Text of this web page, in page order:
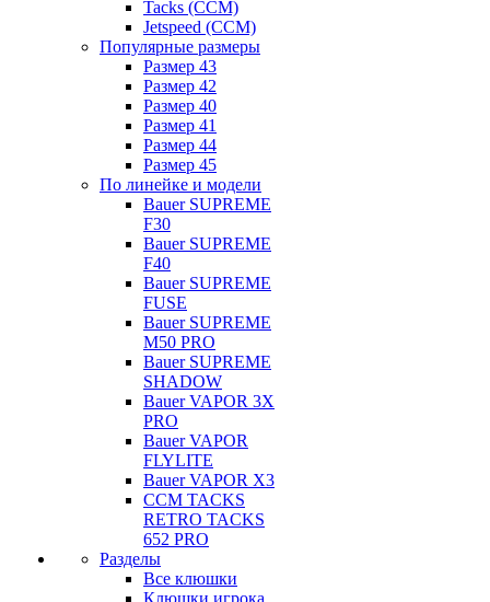
Tacks (CCM)
Jetspeed (CCM)
Популярные размеры
Размер 43
Размер 42
Размер 40
Размер 41
Размер 44
Размер 45
По линейке и модели
Bauer SUPREME
F30
Bauer SUPREME
F40
Bauer SUPREME
FUSE
Bauer SUPREME
M50 PRO
Bauer SUPREME
SHADOW
Bauer VAPOR 3X
PRO
Bauer VAPOR
FLYLITE
Bauer VAPOR X3
CCM TACKS
RETRO TACKS
652 PRO
Разделы
Все клюшки
Клюшки игрока